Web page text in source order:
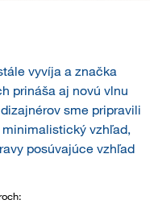
vyvíja a značka
prináša aj novú vlnu
sme pripravili
vzhľad,
posúvajúce vzhľad